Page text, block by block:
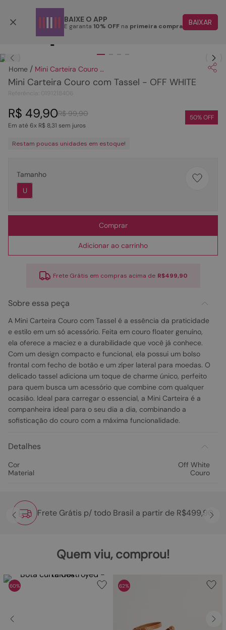
BAIXE O APP
E garanta 10% OFF na primeira compra BAIXAR
Mini Carteira Couro com Tassel - OFF WHITE
Mini Carteira Couro com Tassel - OFF WHITE
R$ 99,90
R$ 49,90
Em até6x R$ 8,31 sem juros
50% OFF
Restam poucas unidades em estoque!
Tamanho
U
Comprar
Adicionar ao carrinho
Frete Grátis em compras acima de R$499,90
Sobre essa peça
A Mini Carteira Couro com Tassel é a essência da praticidade
e estilo em um só acessório. Feita em couro floater genuíno,
ela oferece a maciez e a durabilidade que você já conhece.
Com um design compacto e funcional, ela possui um bolso
frontal com fecho de botão e um zíper lateral para moedas. O
delicado tassel adiciona um toque de charme único, perfeito
para quem busca um acessório que combine com qualquer
ocasião. Ideal para carregar o essencial, a Mini Carteira é a
companheira ideal para o seu dia a dia, combinando a
sofisticação do couro com a máxima funcionalidade.
Detalhes
Cor
Off White
Material
Couro
Frete Grátis p/ todo Brasil a partir de R$499,90
Quem viu, comprou!
60% 62%
1º
2º
rasteira
4º
bota
5º
sandalia
6º
tamanco
sapatilha
couro
10º scarpin